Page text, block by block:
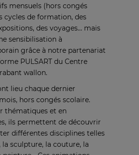
mensuels (hors congés
cycles de formation, des
des voyages… mais
sensibilisation à
grâce à notre partenariat
PULSART du Centre
wallon.
lieu chaque dernier
hors congés scolaire.
thématiques et en
ils permettent de découvrir
différentes disciplines telles
la sculpture, la couture, la